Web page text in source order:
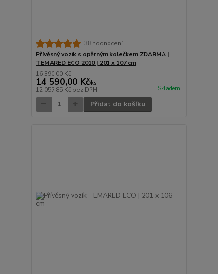
38 hodnocení
Přívěsný vozík s opěrným kolečkem ZDARMA |
TEMARED ECO 2010 | 201 x 107 cm
16 390,00 Kč
14 590,00 Kč/ks
12 057,85 Kč bez DPH Skladem
Přidat do košíku